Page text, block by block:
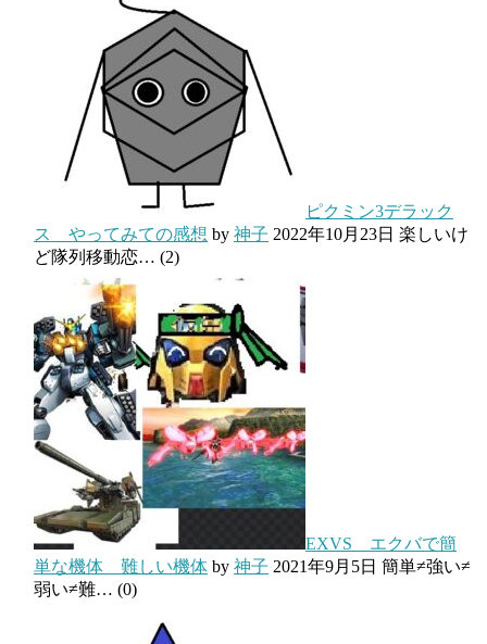
ピクミン3デラック
ス やってみての感想 by 神子 2022年10月23日 楽しいけ
ど隊列移動恋… (2)
EXVS エクバで簡
単な機体 難しい機体 by 神子 2021年9月5日 簡単≠強い≠
弱い≠難… (0)